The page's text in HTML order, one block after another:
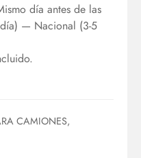
día antes de las
— Nacional (3-5
CAMIONES,